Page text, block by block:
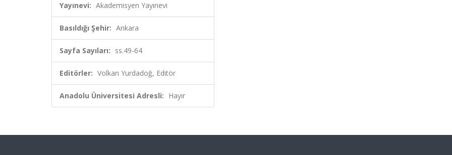
Yayınevi: Akademisyen Yayınevi
Basıldığı Şehir: Ankara
Sayfa Sayıları: ss.49-64
Editörler: Volkan Yurdadoğ, Editör
Anadolu Üniversitesi Adresli: Hayır